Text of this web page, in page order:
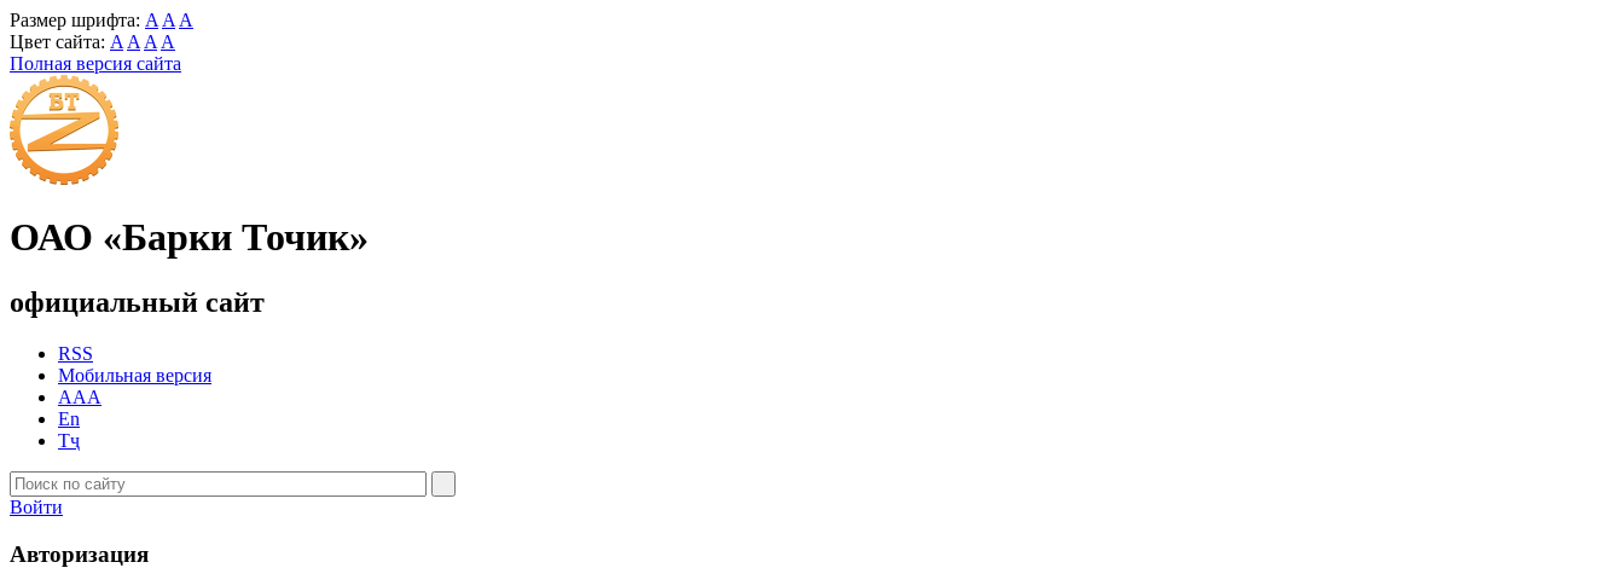
Размер шрифта: A A A
Цвет сайта: A A A A
Полная версия сайта
ОАО «Барки Точик»
официальный сайт
RSS
Мобильная версия
AAA
En
Тҷ
Войти
Авторизация